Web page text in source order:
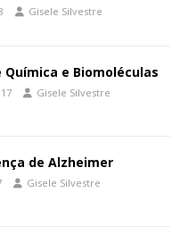
Gisele Silvestre
Química e Biomoléculas
Gisele Silvestre
de Alzheimer
Gisele Silvestre